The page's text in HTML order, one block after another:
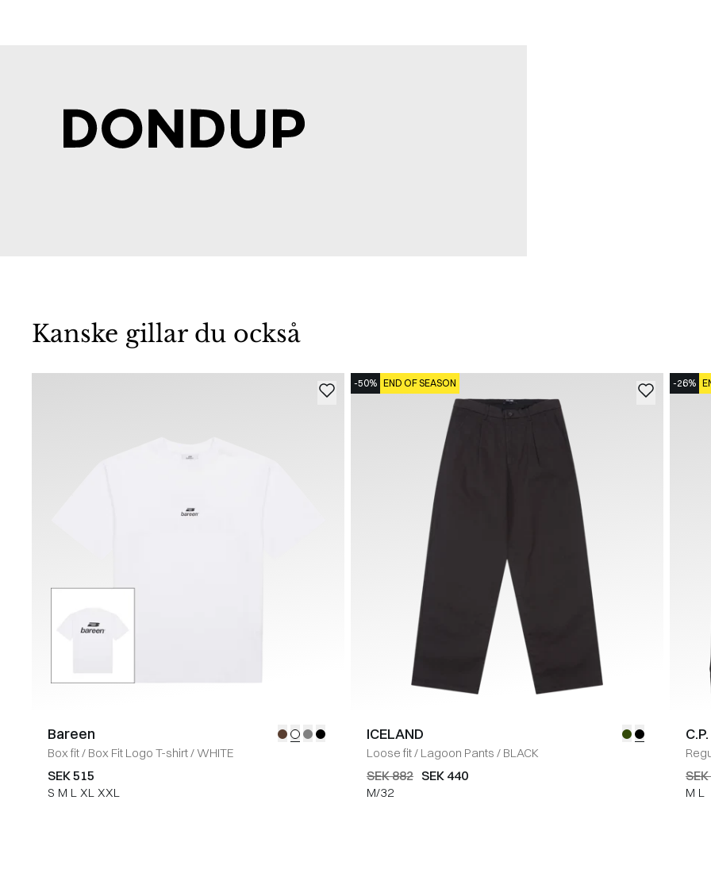
Kanske gillar du också
Bareen
Box fit/ Box Fit Logo T-shirt/WHITE
SEK 515
S M L XL XXL
-50% END OF SEASON
ICELAND
Loose fit/ Lagoon Pants / BLACK
SEK 882 SEK 440
M/32
-26%
M L